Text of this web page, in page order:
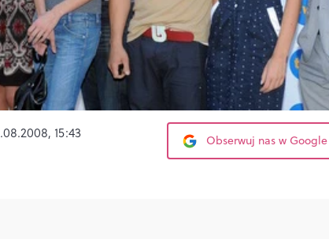
15:43 Obserwuj nas w Google